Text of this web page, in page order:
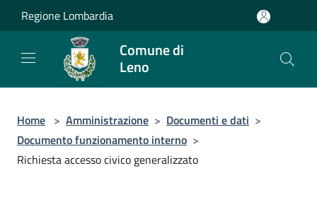
Salta al contenuto principale
Regione Lombardia
Comune di
Leno
Home > Amministrazione > Documenti e dati >
Documento funzionamento interno >
Richiesta accesso civico generalizzato